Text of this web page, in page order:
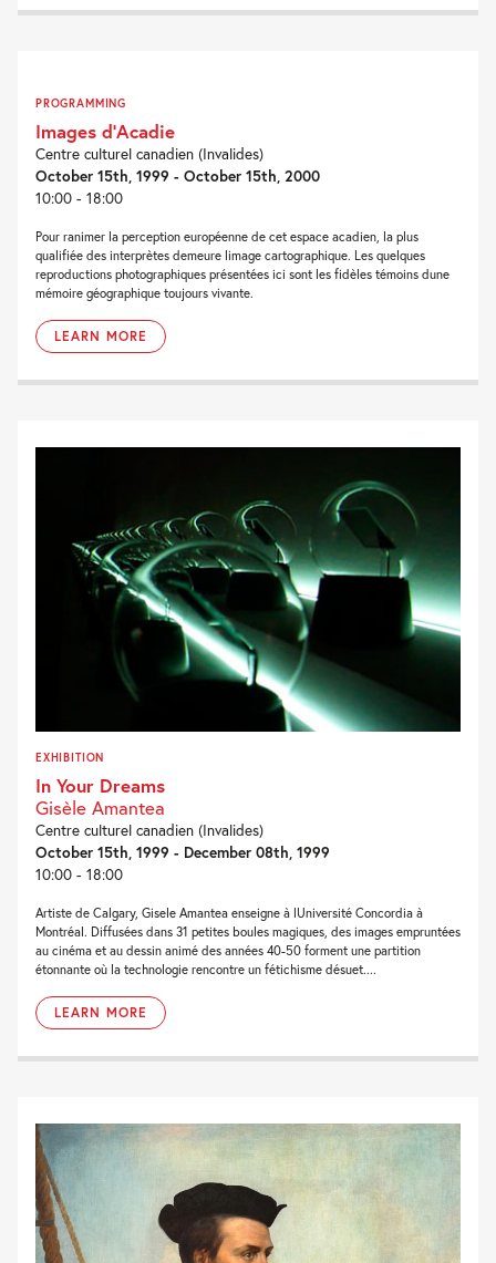
PROGRAMMING
Images d’Acadie
Centre culturel canadien (Invalides)
October 15th, 1999 - October 15th, 2000
10:00 - 18:00
Pour ranimer la perception européenne de cet espace acadien, la plus
qualifiée des interprètes demeure limage cartographique. Les quelques
reproductions photographiques présentées ici sont les fidèles témoins dune
mémoire géographique toujours vivante.
LEARN MORE
EXHIBITION
In Your Dreams
Gisèle Amantea
Centre culturel canadien (Invalides)
October 15th, 1999 - December 08th, 1999
10:00 - 18:00
Artiste de Calgary, Gisele Amantea enseigne à lUniversité Concordia à
Montréal. Diffusées dans 31 petites boules magiques, des images empruntées
au cinéma et au dessin animé des années 40-50 forment une partition
étonnante où la technologie rencontre un fétichisme désuet....
LEARN MORE